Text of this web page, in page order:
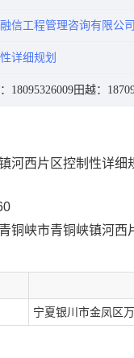
信工程管理咨询有限公
详细规划
18095326009田越：
河西片区控制性详细
铜峡市青铜峡镇河西
宁夏银川市金凤区